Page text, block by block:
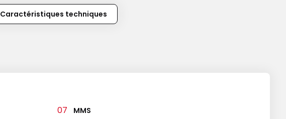
Caractéristiques techniques
MMS